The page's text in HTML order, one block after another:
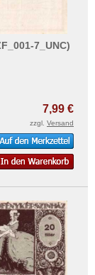
7_UNC)
7,99 €
zzgl. Versand